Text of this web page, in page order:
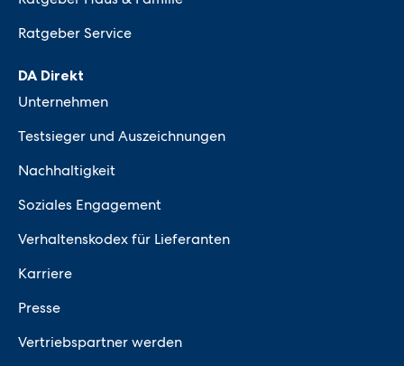
Ratgeber Service
DA Direkt
Unternehmen
Testsieger und Auszeichnungen
Nachhaltigkeit
Soziales Engagement
Verhaltenskodex für Lieferanten
Karriere
Presse
Vertriebspartner werden